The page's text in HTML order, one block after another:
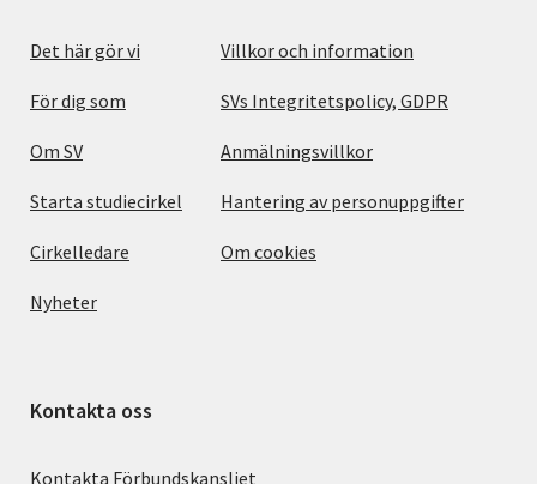
Det här gör vi
För dig som
Om SV
Starta studiecirkel
Cirkelledare
Nyheter
Villkor och information
SVs Integritetspolicy, GDPR
Anmälningsvillkor
Hantering av personuppgifter
Om cookies
Kontakta oss
Kontakta Förbundskansliet